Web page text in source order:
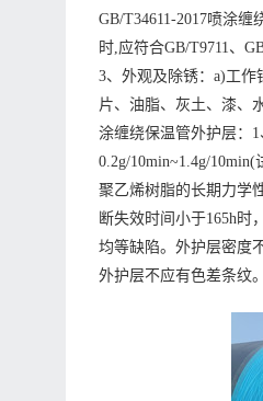
GB/T34611-2017喷涂
时,应符合GB/T9711、
3、外观及除锈：a)工
片、油脂、灰土、漆、
涂缠绕保温管外护层：
0.2g/10min~1.4g/
聚乙烯树脂的长期力学
断失效时间小于165h时
均等缺陷。外护层密度
外护层不应有色差条纹。